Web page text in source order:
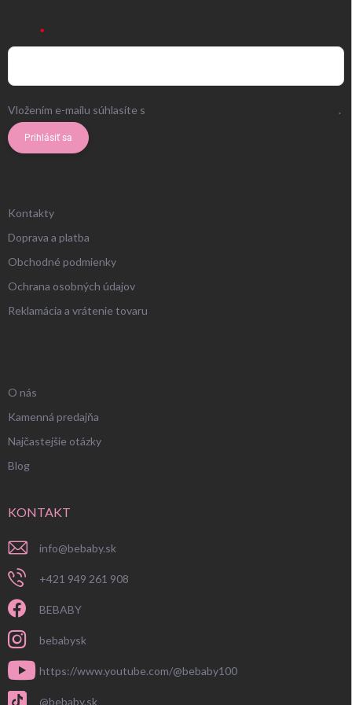
Vložením e-mailu súhlasíte s .
Prihlásiť sa
Kontakty
Doprava a platba
Obchodné podmienky
Ochrana osobných údajov
Reklamácia a vrátenie tovaru
O nás
Kamenná predajňa
Najčastejšie otázky
Blog
KONTAKT
info@bebaby.sk
+421 949 261 908
BEBABY
bebabysk
https://www.youtube.com/@bebaby100
@bebaby.sk